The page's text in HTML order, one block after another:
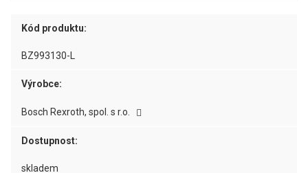
Kód produktu:
BZ993130-L
Výrobce:
Bosch Rexroth, spol. s r.o.
Dostupnost:
skladem